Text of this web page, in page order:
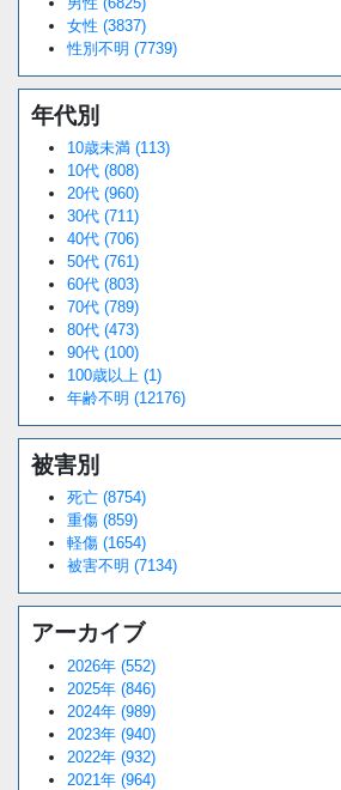
女性 (3837)
性別不明 (7739)
年代別
10歳未満 (113)
10代 (808)
20代 (960)
30代 (711)
40代 (706)
50代 (761)
60代 (803)
70代 (789)
80代 (473)
90代 (100)
100歳以上 (1)
年齢不明 (12176)
被害別
死亡 (8754)
重傷 (859)
軽傷 (1654)
被害不明 (7134)
アーカイブ
2026年 (552)
2025年 (846)
2024年 (989)
2023年 (940)
2022年 (932)
2021年 (964)